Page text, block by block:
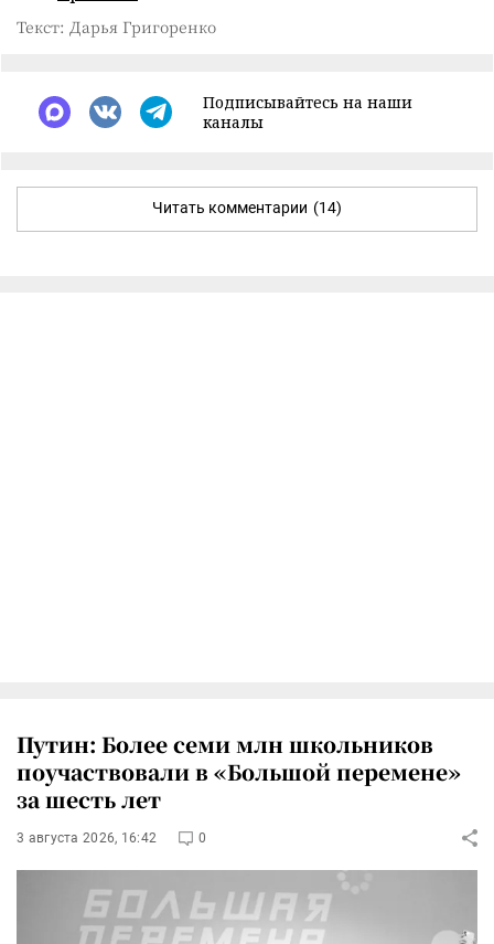
Текст: Дарья Григоренко
Подписывайтесь на наши
каналы
Читать комментарии (14)
Путин: Более семи млн школьников
поучаствовали в «Большой перемене»
за шесть лет
3 августа 2026, 16:42 0